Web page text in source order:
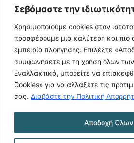
Σεβόμαστε την
Χρησιμοποιούμε cookies στον
προσφέρουμε μια καλύτερη και πιο
εμπειρία πλοήγησης. Επιλέξτε
συμφωνήσετε με τη χρήση όλων
Εναλλακτικά, μπορείτε να
Cookies» για να αλλάξετε τις
σας. Διαβάστε την Πολιτική
Αποδοχή Όλων
Αριθμός Πιστοποίησης
ΑΚΟΛΟΥΘΗΣΕ
Όροι Χρήσης
Κατασκευή Ιστοσελίδας |